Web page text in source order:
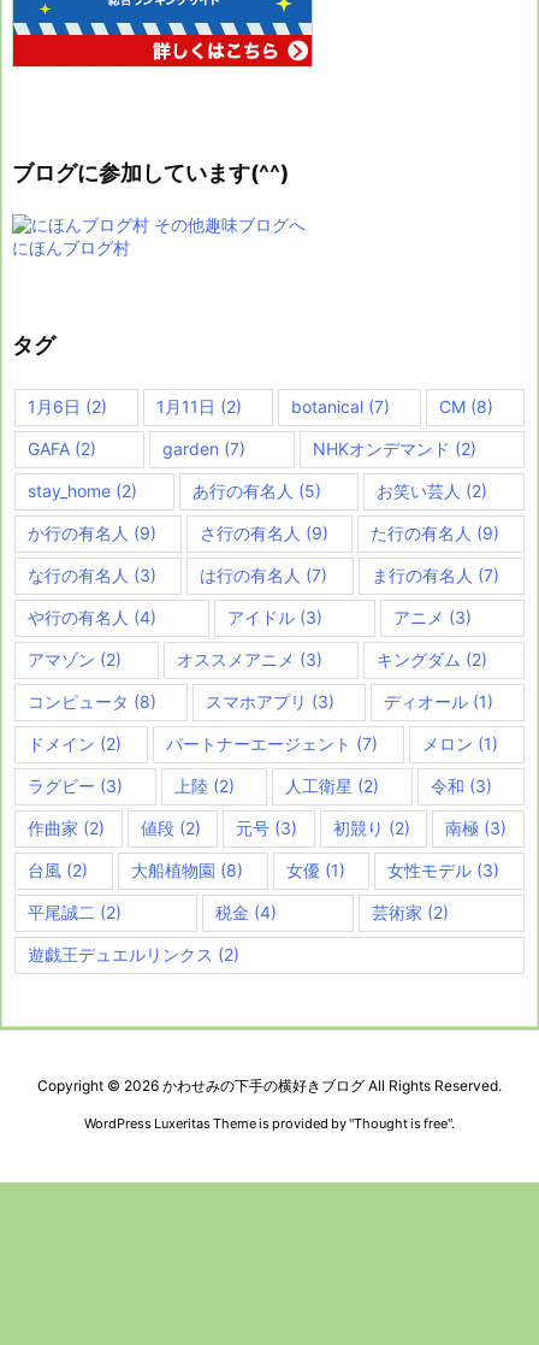
ブログに参加しています(^^)
にほんブログ村
タグ
1月6日 (2) 1月11日 (2) botanical (7) CM (8)
GAFA (2) garden (7) NHKオンデマンド (2)
stay_home (2) あ行の有名人 (5) お笑い芸人 (2)
か行の有名人 (9) さ行の有名人 (9) た行の有名人 (9)
な行の有名人 (3) は行の有名人 (7) ま行の有名人 (7)
や行の有名人 (4) アイドル (3) アニメ (3)
アマゾン (2) オススメアニメ (3) キングダム (2)
コンピュータ (8) スマホアプリ (3) ディオール (1)
ドメイン (2) パートナーエージェント (7) メロン (1)
ラグビー (3) 上陸(2) 人工衛星 (2) 令和 (3)
作曲家 (2) 値段(2) 元号 (3) 初競り (2) 南極 (3)
台風 (2) 大船植物園 (8) 女優(1) 女性モデル (3)
平尾誠二 (2) 税金 (4) 芸術家 (2)
遊戯王デュエルリンクス (2)
Copyright © 2026 かわせみの下手の横好きブログ All Rights Reserved.
WordPress Luxeritas Theme is provided by "Thought is free".